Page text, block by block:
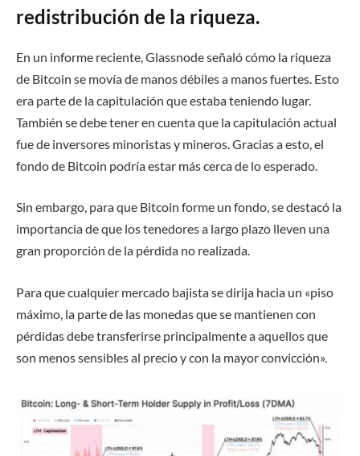
redistribución de la riqueza.
En un informe reciente, Glassnode señaló cómo la riqueza
de Bitcoin se movía de manos débiles a manos fuertes. Esto
era parte de la capitulación que estaba teniendo lugar.
También se debe tener en cuenta que la capitulación actual
fue de inversores minoristas y mineros. Gracias a esto, el
fondo de Bitcoin podría estar más cerca de lo esperado.
Sin embargo, para que Bitcoin forme un fondo, se destacó la
importancia de que los tenedores a largo plazo lleven una
gran proporción de la pérdida no realizada.
Para que cualquier mercado bajista se dirija hacia un «piso
máximo, la parte de las monedas que se mantienen con
pérdidas debe transferirse principalmente a aquellos que
son menos sensibles al precio y con la mayor convicción».